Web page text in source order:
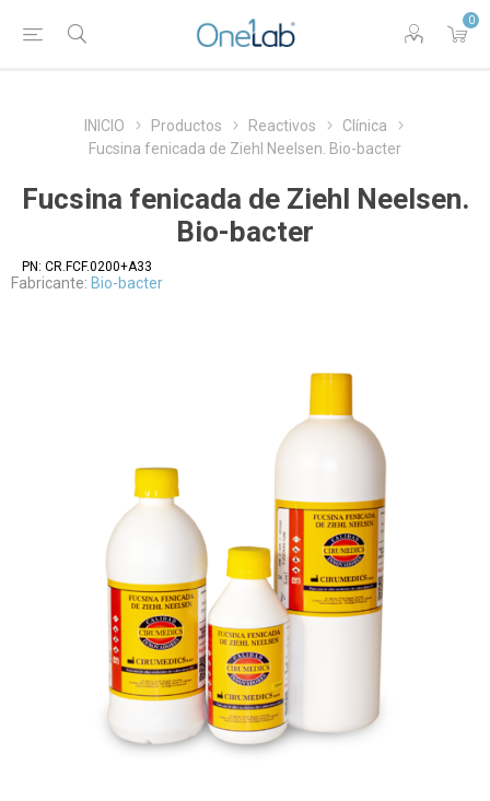
0
INICIO Productos Reactivos
Clínica
Fucsina fenicada de Ziehl Neelsen. Bio-bacter
Fucsina fenicada de Ziehl Neelsen.
Bio-bacter
PN: CR.FCF.0200+A33
Fabricante: Bio-bacter